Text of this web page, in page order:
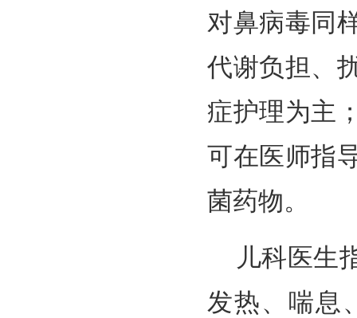
对鼻病毒同
代谢负担、
症护理为主
可在医师指
菌药物。
儿科医生
发热、喘息